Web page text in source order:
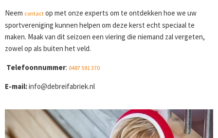
Neem contact op met onze experts om te ontdekken hoe we uw
sportvereniging kunnen helpen om deze kerst echt speciaal te
maken. Maak van dit seizoen een viering die niemand zal vergeten,
zowel op als buiten het veld.
Telefoonnummer: 0487 591 370
E-mail:info@debreifabriek.nl